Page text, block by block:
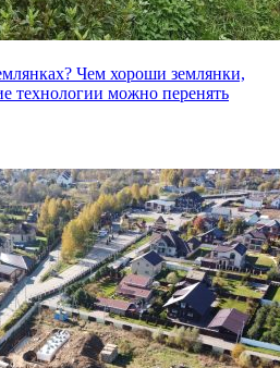
Чем хороши землянки,
технологии можно перенять